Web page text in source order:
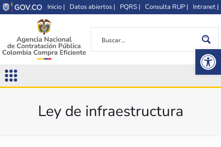
Inicio | Datos abiertos | PQRS | Consulta RUP | Intranet |
Ley de infraestructura